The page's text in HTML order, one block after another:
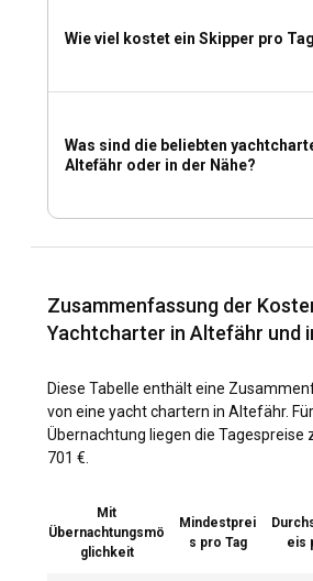
Wie viel kostet ein Skipper pro
Was sind die beliebten
Altefähr oder in der Nähe?
Zusammenfassung der
Yachtcharter in Altefähr und
Diese Tabelle enthält eine
von eine yacht chartern in Altefähr.
Übernachtung liegen die Tagespreise
701 €.
Mit
Übernachtungsmö
glichkeit
Mindestprei
s pro Tag
eis